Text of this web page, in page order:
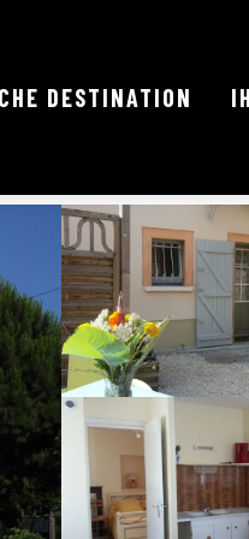
DESTINATION